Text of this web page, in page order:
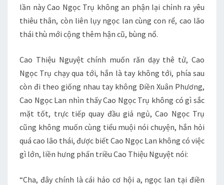
lần này Cao Ngọc Trụ không an phận lại chỉnh ra yêu
thiêu thân, còn liên lụy ngọc lan cùng con rể, cao lão
thái thù mới cộng thêm hận cũ, bùng nổ.
Cao Thiệu Nguyệt chính muốn răn dạy thê tử, Cao
Ngọc Trụ chạy qua tới, hắn là tay không tới, phía sau
còn đi theo giống nhau tay không Điền Xuân Phương,
Cao Ngọc Lan nhìn thấy Cao Ngọc Trụ không có gì sắc
mặt tốt, trực tiếp quay đầu giả ngủ, Cao Ngọc Trụ
cũng không muốn cùng tiểu muội nói chuyện, hắn hỏi
quá cao lão thái, được biết Cao Ngọc Lan không có việc
gì lớn, liền hưng phấn triều Cao Thiệu Nguyệt nói:
“Cha, đây chính là cái hảo cơ hội a, ngọc lan tại điền